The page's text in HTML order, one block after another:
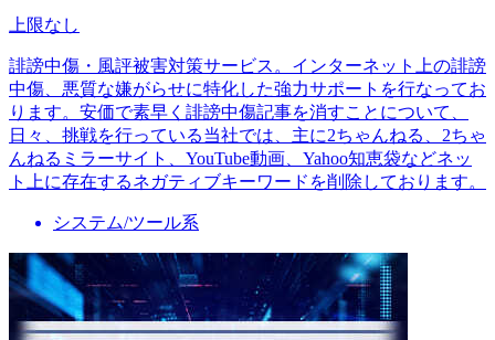
上限なし
誹謗中傷・風評被害対策サービス。インターネット上の誹謗
中傷、悪質な嫌がらせに特化した強力サポートを行なってお
ります。安価で素早く誹謗中傷記事を消すことについて、
日々、挑戦を行っている当社では、主に2ちゃんねる、2ちゃ
んねるミラーサイト、YouTube動画、Yahoo知恵袋などネッ
ト上に存在するネガティブキーワードを削除しております。
システム/ツール系